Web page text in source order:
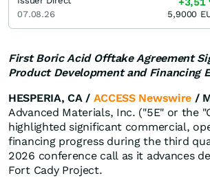
First Boric Acid Offtake Agreement
Product Development and Financing
HESPERIA, CA / ACCESS Newswire /
Advanced Materials, Inc. ("5E" or the
highlighted significant commercial,
financing progress during the third
2026 conference call as it advances
Fort Cady Project.
07.08.26
5,9000